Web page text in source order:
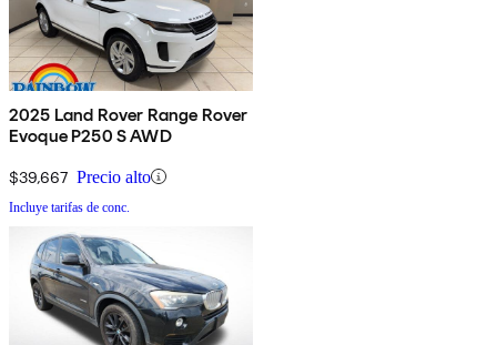
2025 Land Rover Range Rover
Evoque P250 S AWD
$39,667 Precio alto
Incluye tarifas de conc.